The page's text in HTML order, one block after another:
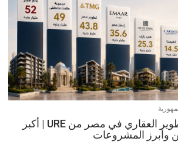
أفضل شركات التطوير العقاري في مصر من URE | أكبر
وأبرز المشروعات